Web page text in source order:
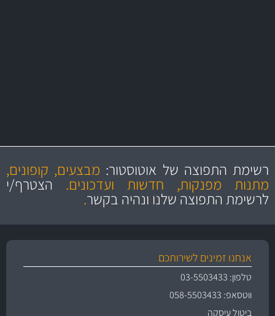
מקצועיות
ושירות מצויין
מחירים
הוגנים
והיצע מוצרים איכותירשימת התפוצה של אוטוסטור: מבצעים, קופונים,
מתנות מפנקות, חדשות ועדכונים.הצטרף/י
לרשימת התפוצה שלנו ונהיה בקשר.
אנחנו זמינים לשירותכם
טלפון: 03-5503433
ווטסאפ: 058-5503433
ביטול עיסקה